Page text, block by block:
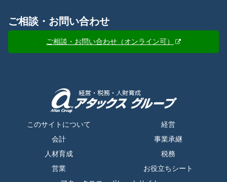
ご相談・お問い合わせ
ご相談・お問い合わせ（オンライン可）
このサイトについて
経営
会計
事業承継
人材育成
税務
営業
お役立ちシート